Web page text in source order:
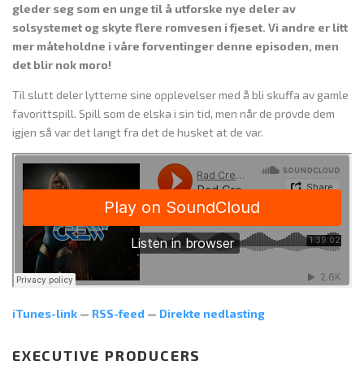
gleder seg som en unge til å utforske nye deler av
solsystemet og skyte flere romvesen i fjeset. Vi andre er litt
mer måteholdne i våre forventinger denne episoden, men
det blir nok moro!
Til slutt deler lytterne sine opplevelser med å bli skuffa av gamle
favorittspill. Spill som de elska i sin tid, men når de prøvde dem
igjen så var det langt fra det de husket at de var.
iTunes-link — RSS-feed — Direkte nedlasting
EXECUTIVE PRODUCERS